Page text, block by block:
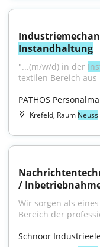
Instandhaltung
"...(m/w/d) in der
textilen Bereich
PATHOS
Krefeld, Raum Neuss
/
Wir sorgen als
Bereich der
Schnoor